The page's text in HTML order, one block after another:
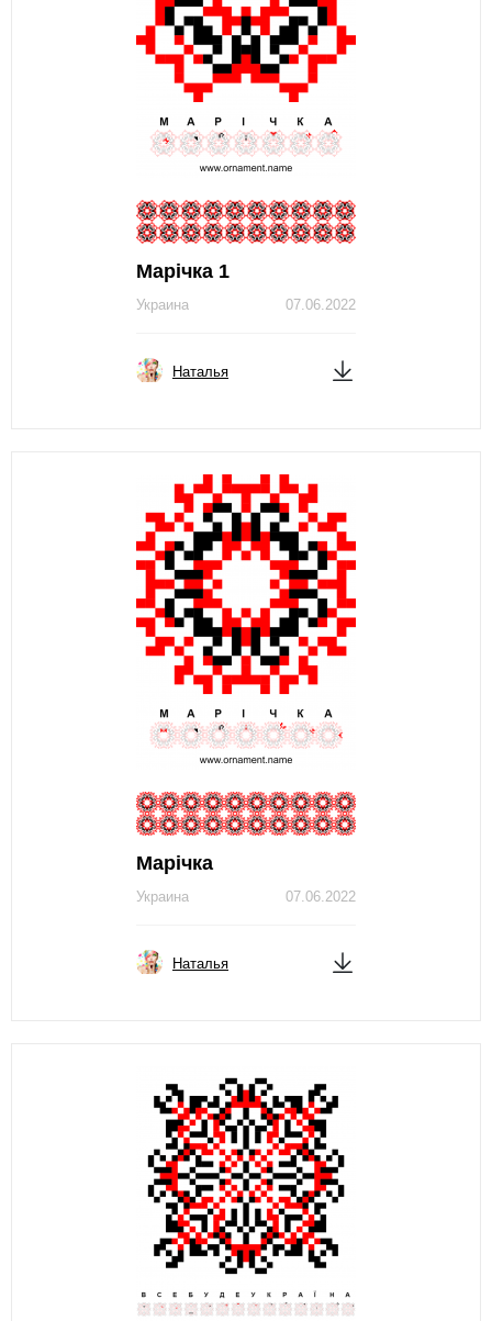
Марічка 1
07.06.2022
Украина
Наталья
Марічка
07.06.2022
Украина
Наталья